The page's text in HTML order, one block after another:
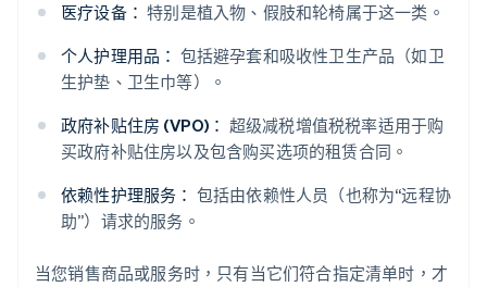
医疗设备： 特别是植入物、假肢和轮椅属于这一类。
个人护理用品： 包括避孕套和吸收性卫生产品（如卫
生护垫、卫生巾等）。
政府补贴住房 (VPO)： 超级减税增值税税率适用于购
买政府补贴住房以及包含购买选项的租赁合同。
依赖性护理服务： 包括由依赖性人员（也称为“远程协
助”）请求的服务。
当您销售商品或服务时，只有当它们符合指定清单时，才